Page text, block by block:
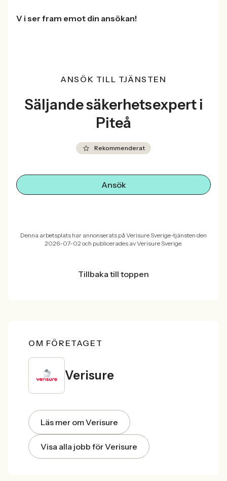
V i ser fram emot din ansökan!
ANSÖK TILL TJÄNSTEN
Säljande säkerhetsexpert i
Piteå
Rekommenderat
Ansök
Denna arbetsplats har annonserats på Verisure Sverige-tjänsten den
2026-07-02 och publicerades av Verisure Sverige.
Tillbaka till toppen
OM FÖRETAGET
Verisure
Läs mer om Verisure
Visa alla jobb för Verisure